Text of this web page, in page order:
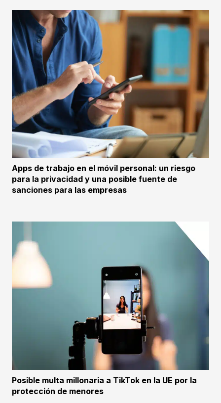
Apps de trabajo en el móvil personal: un riesgo
para la privacidad y una posible fuente de
sanciones para las empresas
Posible multa millonaria a TikTok en la UE por la
protección de menores